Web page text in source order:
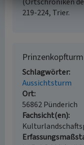
219-224, Trier.
Prinzenkopfturm
Schlagwörter
Aussichtsturm
Ort
56862 Pünderich
Fachsicht(en)